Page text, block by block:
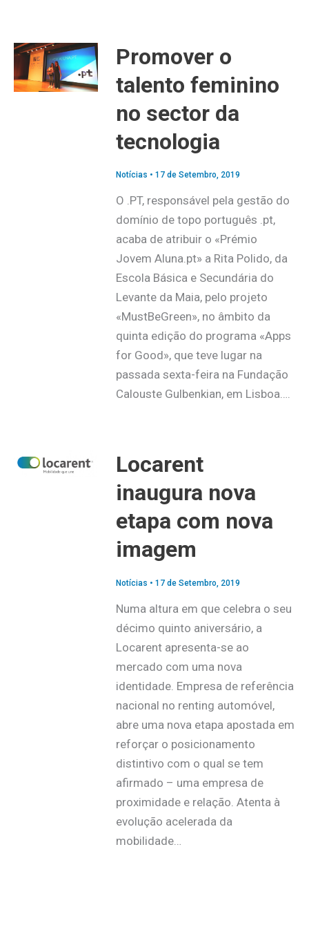
Promover o
talento feminino
no sector da
tecnologia
Notícias • 17 de Setembro, 2019
O .PT, responsável pela gestão do
domínio de topo português .pt,
acaba de atribuir o «Prémio
Jovem Aluna.pt» a Rita Polido, da
Escola Básica e Secundária do
Levante da Maia, pelo projeto
«MustBeGreen», no âmbito da
quinta edição do programa «Apps
for Good», que teve lugar na
passada sexta-feira na Fundação
Calouste Gulbenkian, em Lisboa….
Locarent
inaugura nova
etapa com nova
imagem
Notícias • 17 de Setembro, 2019
Numa altura em que celebra o seu
décimo quinto aniversário, a
Locarent apresenta-se ao
mercado com uma nova
identidade. Empresa de referência
nacional no renting automóvel,
abre uma nova etapa apostada em
reforçar o posicionamento
distintivo com o qual se tem
afirmado – uma empresa de
proximidade e relação. Atenta à
evolução acelerada da
mobilidade…